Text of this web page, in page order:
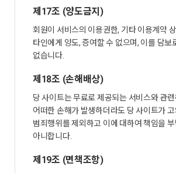
제17조 (양도금지)
회원이 서비스의 이용권한, 기타 이용계약
타인에게 양도, 증여할 수 없으며, 이를 담보
없습니다.
제18조 (손해배상)
당 사이트는 무료로 제공되는 서비스와 관련
어떠한 손해가 발생하더라도 당 사이트가
범죄행위를 제외하고 이에 대하여 책임을 부
아니합니다.
제19조 (면책조항)